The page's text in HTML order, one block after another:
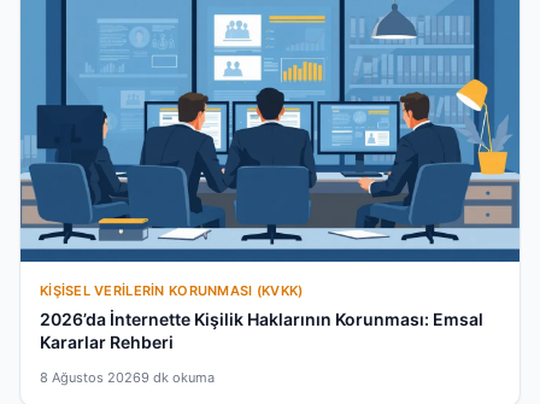
KIŞISEL VERILERIN KORUNMASI (KVKK)
2026’da İnternette Kişilik Haklarının Korunması: Emsal
Kararlar Rehberi
8 Ağustos 20269 dk okuma